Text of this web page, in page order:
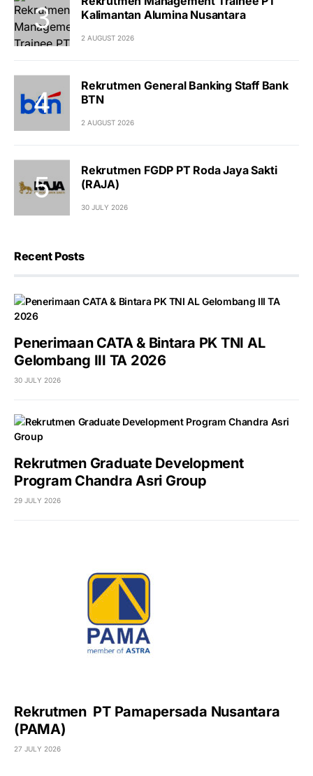
Kalimantan Alumina Nusantara
2 AUGUST 2026
Rekrutmen General Banking Staff Bank
BTN
2 AUGUST 2026
Rekrutmen FGDP PT Roda Jaya Sakti
(RAJA)
30 JULY 2026
Recent Posts
Penerimaan CATA & Bintara PK TNI AL
Gelombang III TA 2026
30 JULY 2026
Rekrutmen Graduate Development
Program Chandra Asri Group
29 JULY 2026
Rekrutmen PT Pamapersada Nusantara
(PAMA)
27 JULY 2026